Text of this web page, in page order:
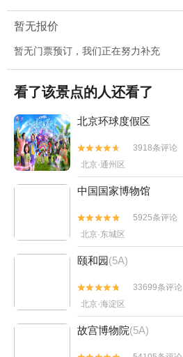
暂无报价
暂无门票预订，我们正在努力补充
看了该景点的人还看了
北京环球度假区


3918条评论
北京·通州区
中国国家博物馆


5925条评论
北京·东城区
颐和园(5A)


33699条评论
北京·海淀区
故宫博物院(5A)